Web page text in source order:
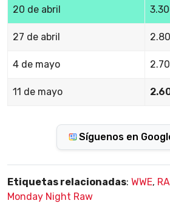
20 de abril
27 de abril
4 de mayo
11 de mayo
Síguenos en
Etiquetas relacionadas: WWE,
Monday Night Raw